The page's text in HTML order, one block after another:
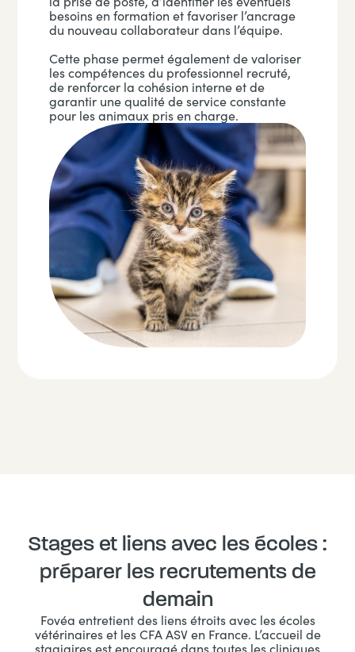
besoins en formation et favoriser l’ancrage
du nouveau collaborateur dans l’équipe.
Cette phase permet également de valoriser
les compétences du professionnel recruté,
de renforcer la cohésion interne et de
garantir une qualité de service constante
pour les animaux pris en charge.
Stages et liens avec les écoles :
préparer les recrutements de
demain
Fovéa entretient des liens étroits avec les écoles
vétérinaires et les CFA ASV en France. L’accueil de
stagiaires est encouragé dans toutes les cliniques